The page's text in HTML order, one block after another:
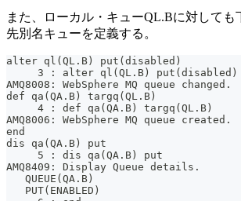
また、ローカル・キューQL.Bに対しても
先別名キューを定義する。
alter ql(QL.B) put(disabled)
     3 : alter ql(QL.B) put(disabled)
AMQ8008: WebSphere MQ queue changed.
def qa(QA.B) targq(QL.B)
     4 : def qa(QA.B) targq(QL.B)
AMQ8006: WebSphere MQ queue created.
end
dis qa(QA.B) put
     5 : dis qa(QA.B) put
AMQ8409: Display Queue details.
QUEUE(QA.B)
   PUT(ENABLED)